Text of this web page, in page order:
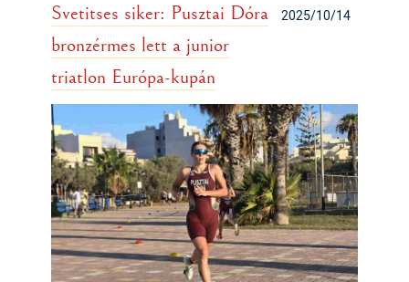
2025/10/14
Svetitses siker: Pusztai Dóra
bronzérmes lett a junior
triatlon Európa-kupán